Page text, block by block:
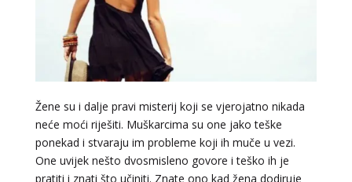
Žene su i dalje pravi misterij koji se vjerojatno nikada
neće moći riješiti. Muškarcima su one jako teške
ponekad i stvaraju im probleme koji ih muče u vezi.
One uvijek nešto dvosmisleno govore i teško ih je
pratiti i znati što učiniti. Znate ono kad žena dodiruje
LUCIJA/ Kod #136
Tarot savjetnik je zauzet
TEHNIKE:sudbinske karte, anđeoske poruke
Broj tel: 064/600-600
tel:0,93€ - mob:1,12€ min